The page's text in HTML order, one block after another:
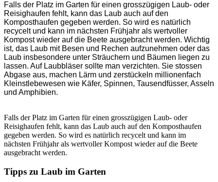
Falls der Platz im Garten für einen grosszügigen Laub- oder
Reisighaufen fehlt, kann das Laub auch auf den
Komposthaufen gegeben werden. So wird es natürlich
recycelt und kann im nächsten Frühjahr als wertvoller
Kompost wieder auf die Beete ausgebracht werden. Wichtig
ist, das Laub mit Besen und Rechen aufzunehmen oder das
Laub insbesondere unter Sträuchern und Bäumen liegen zu
lassen. Auf Laubbläser sollte man verzichten. Sie stossen
Abgase aus, machen Lärm und zerstückeln millionenfach
Kleinstlebewesen wie Käfer, Spinnen, Tausendfüsser, Asseln
und Amphibien.
Falls der Platz im Garten für einen grosszügigen Laub- oder
Reisighaufen fehlt, kann das Laub auch auf den Komposthaufen
gegeben werden. So wird es natürlich recycelt und kann im
nächsten Frühjahr als wertvoller Kompost wieder auf die Beete
ausgebracht werden.
Tipps zu Laub im Garten